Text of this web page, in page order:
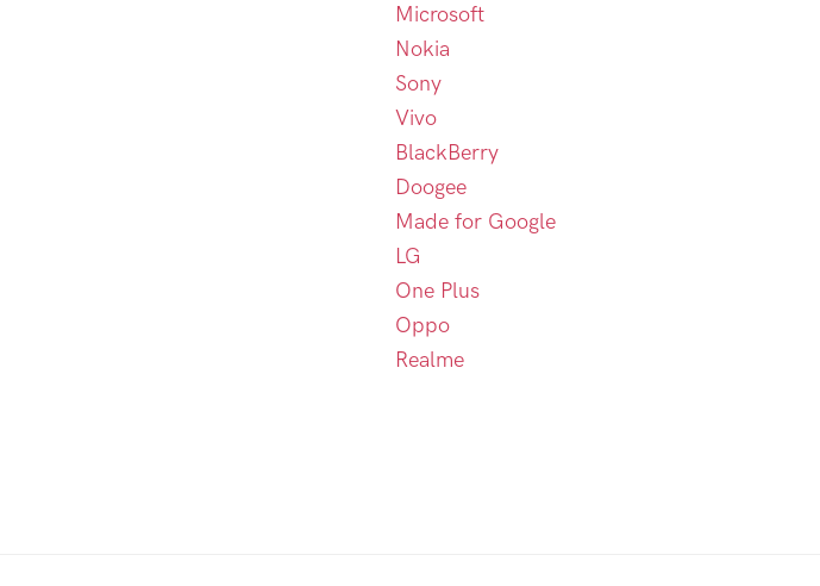
Microsoft
Nokia
Sony
Vivo
BlackBerry
Doogee
Made for Google
LG
One Plus
Oppo
Realme